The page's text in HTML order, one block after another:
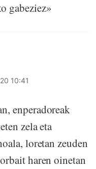
gabeziez»
10:41
enperadoreak
zela eta
loretan zeuden
haren oinetan